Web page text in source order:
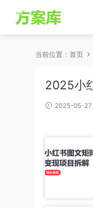
当前位置： 首页
2025小
2025-05-27